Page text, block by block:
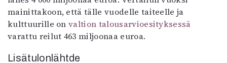
mainittakoon, että tälle vuodelle taiteelle ja
kulttuurille onvaltion talousarvioesityksessä
varattu reilut 463 miljoonaa euroa.
Lisätulonlähtde